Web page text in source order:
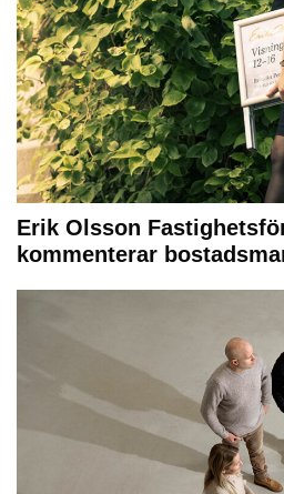
Erik Olsson
kommenterar